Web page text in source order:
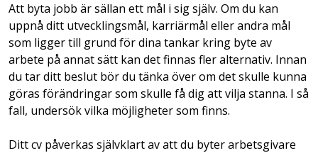
Att byta jobb är sällan ett mål i sig själv. Om du kan
uppnå ditt utvecklingsmål, karriärmål eller andra mål
som ligger till grund för dina tankar kring byte av
arbete på annat sätt kan det finnas fler alternativ. Innan
du tar ditt beslut bör du tänka över om det skulle kunna
göras förändringar som skulle få dig att vilja stanna. I så
fall, undersök vilka möjligheter som finns.
Ditt cv påverkas självklart av att du byter arbetsgivare